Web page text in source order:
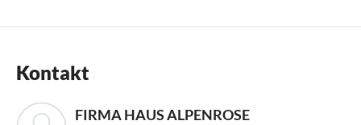
Kontakt
FIRMA HAUS ALPENROSE